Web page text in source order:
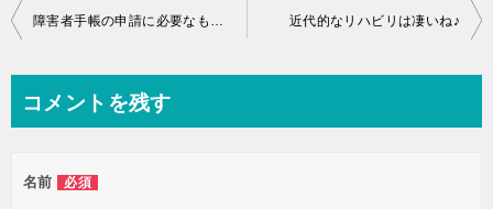
投
ビ
ー
障害者手帳の申請に必要なものは何？ 近代的なリハビリは凄いね♪
コメントを残す
名前 必須